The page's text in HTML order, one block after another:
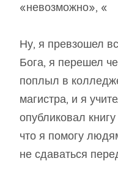
«невозможно», «
Ну, я превзошел
Бога, я перешел
поплыл в
магистра, и я
опубликовал
что я помогу
не сдаваться